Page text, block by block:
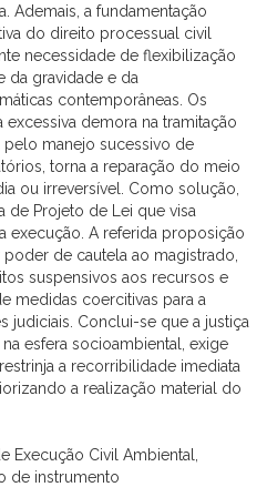
Ademais, a fundamentação
do direito processual civil
necessidade de flexibilização
da gravidade e da
contemporâneas. Os
demora na tramitação
manejo sucessivo de
torna a reparação do meio
ou irreversível. Como solução,
de Projeto de Lei que visa
execução. A referida proposição
de cautela ao magistrado,
suspensivos aos recursos e
medidas coercitivas para a
judiciais. Conclui-se que a justiça
esfera socioambiental, exige
a recorribilidade imediata
a realização material do
Execução Civil Ambiental,
de instrumento